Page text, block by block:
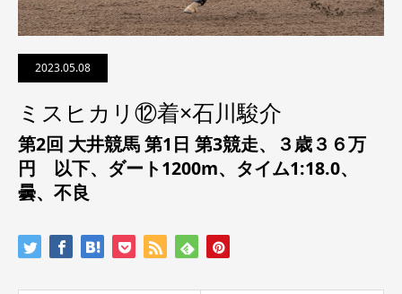
2023.05.08
ミスヒカリ⑫着×石川駿介
第2回 大井競馬 第1日 第3競走、
３歳３６万
円 以下、ダート1200m、タイム1:18.0、
曇、不良